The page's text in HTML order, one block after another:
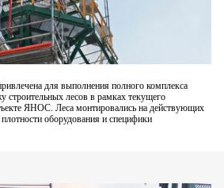
для выполнения полного комплекса
строительных лесов в рамках текущего
ЯНОС. Леса монтировались на действующих
оборудования и специфики